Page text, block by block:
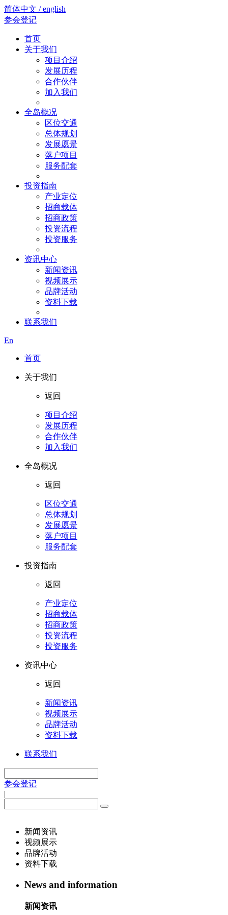
简体中文 / english
参会登记
首页
关于我们
项目介绍
发展历程
合作伙伴
加入我们
全岛概况
区位交通
总体规划
发展愿景
落户项目
服务配套
投资指南
产业定位
招商载体
招商政策
投资流程
投资服务
资讯中心
新闻资讯
视频展示
品牌活动
资料下载
联系我们
En
首页
关于我们
返回
项目介绍
发展历程
合作伙伴
加入我们
全岛概况
返回
区位交通
总体规划
发展愿景
落户项目
服务配套
投资指南
返回
产业定位
招商载体
招商政策
投资流程
投资服务
资讯中心
返回
新闻资讯
视频展示
品牌活动
资料下载
联系我们
参会登记
|
新闻资讯
视频展示
品牌活动
资料下载
News and information
新闻资讯